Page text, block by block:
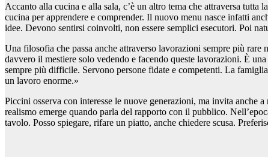
Accanto alla cucina e alla sala, c’è un altro tema che attraversa tutta
cucina per apprendere e comprender. Il nuovo menu nasce infatti
idee. Devono sentirsi coinvolti, non essere semplici esecutori. Poi
Una filosofia che passa anche attraverso lavorazioni sempre più rare
davvero il mestiere solo vedendo e facendo queste lavorazioni. È
sempre più difficile. Servono persone fidate e competenti. La
un lavoro enorme.»
Piccini osserva con interesse le nuove generazioni, ma invita anche
realismo emerge quando parla del rapporto con il pubblico.
tavolo. Posso spiegare, rifare un piatto, anche chiedere scusa.